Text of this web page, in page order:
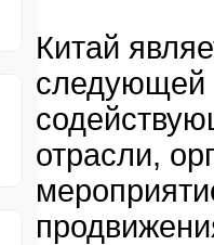
Китай
следующей
отрасли,